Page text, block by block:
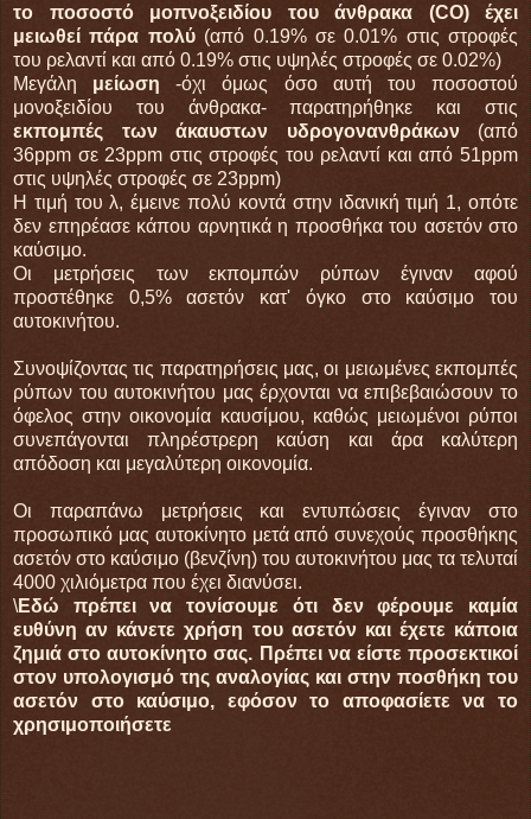
το ποσοστό μοπνοξειδίου του άνθρακα (CO) έχει
μειωθεί πάρα πολύ(από 0.19% σε 0.01% στις στροφές
του ρελαντί και από 0.19% στις υψηλές στροφές σε 0.02%)
Μεγάλη μείωση-όχι όμως όσο αυτή του ποσοστού
μονοξειδίου του άνθρακα- παρατηρήθηκε και στις
εκπομπές των άκαυστων υδρογονανθράκων (από
36ppm σε 23ppm στις στροφές του ρελαντί και από 51ppm
στις υψηλές στροφές σε 23ppm)
Η τιμή του λ, έμεινε πολύ κοντά στην ιδανική τιμή 1, οπότε
δεν επηρέασε κάπου αρνητικά η προσθήκα του ασετόν στο
καύσιμο.
Οι μετρήσεις των εκπομπών ρύπων έγιναν αφού
προστέθηκε 0,5% ασετόν κατ' όγκο στο καύσιμο του
αυτοκινήτου.
Συνοψίζοντας τις παρατηρήσεις μας, οι μειωμένες εκπομπές
ρύπων του αυτοκινήτου μας έρχονται να επιβεβαιώσουν το
όφελος στην οικονομία καυσίμου, καθώς μειωμένοι ρύποι
συνεπάγονται πληρέστρερη καύση και άρα καλύτερη
απόδοση και μεγαλύτερη οικονομία.
Οι παραπάνω μετρήσεις και εντυπώσεις έγιναν στο
προσωπικό μας αυτοκίνητο μετά από συνεχούς προσθήκης
ασετόν στο καύσιμο (βενζίνη) του αυτοκινήτου μας τα τελυταί
4000 χιλιόμετρα που έχει διανύσει.
\Εδώ πρέπει να τονίσουμε ότι δεν φέρουμε καμία
ευθύνη αν κάνετε χρήση του ασετόν και έχετε κάποια
ζημιά στο αυτοκίνητο σας. Πρέπει να είστε προσεκτικοί
στον υπολογισμό της αναλογίας και στην ποσθήκη του
ασετόν στο καύσιμο, εφόσον το αποφασίετε να το
χρησιμοποιήσετε